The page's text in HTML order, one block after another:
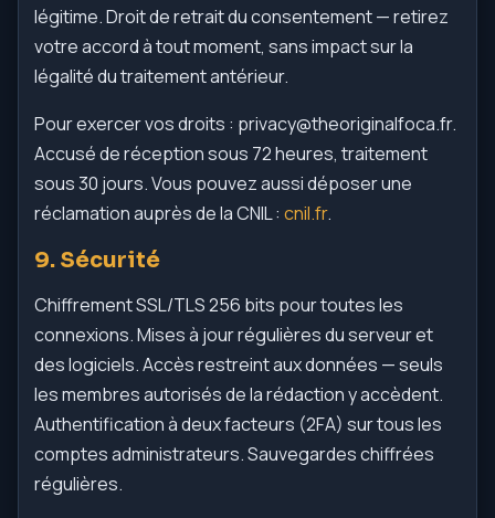
légitime. Droit de retrait du consentement — retirez
votre accord à tout moment, sans impact sur la
légalité du traitement antérieur.
Pour exercer vos droits : privacy@theoriginalfoca.fr.
Accusé de réception sous 72 heures, traitement
sous 30 jours. Vous pouvez aussi déposer une
réclamation auprès de la CNIL : cnil.fr.
9. Sécurité
Chiffrement SSL/TLS 256 bits pour toutes les
connexions. Mises à jour régulières du serveur et
des logiciels. Accès restreint aux données — seuls
les membres autorisés de la rédaction y accèdent.
Authentification à deux facteurs (2FA) sur tous les
comptes administrateurs. Sauvegardes chiffrées
régulières.